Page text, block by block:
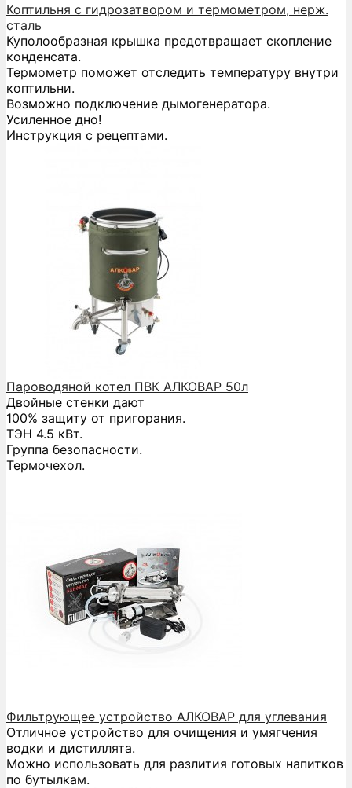
Коптильня с гидрозатвором и термометром, нерж.
сталь
Куполообразная крышка предотвращает скопление
конденсата.
Термометр поможет отследить температуру внутри
коптильни.
Возможно подключение дымогенератора.
Усиленное дно!
Инструкция с рецептами.
Пароводяной котел ПВК АЛКОВАР 50л
Двойные стенки дают
100% защиту от пригорания.
ТЭН 4.5 кВт.
Группа безопасности.
Термочехол.
Фильтрующее устройство АЛКОВАР для углевания
Отличное устройство для очищения и умягчения
водки и дистиллята.
Можно использовать для разлития готовых напитков
по бутылкам.